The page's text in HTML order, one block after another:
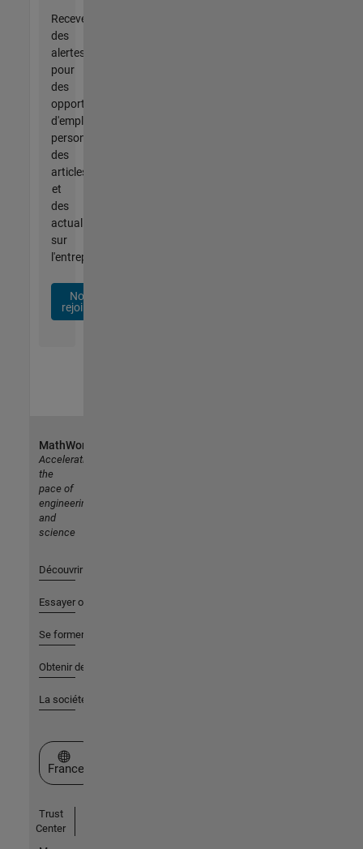
Recevez
des
alertes
pour
des
opportunités
d'emploi
personnalisées,
des
articles
et
des
actualités
sur
l'entreprise.
Nous
rejoindre
MathWorks
Accelerating
the
pace of
engineering
and
science
Découvrir les produits
Essayer ou acheter
Se former
Obtenir de l'aide
La société
Sélectionner un site web
France
Trust
Center